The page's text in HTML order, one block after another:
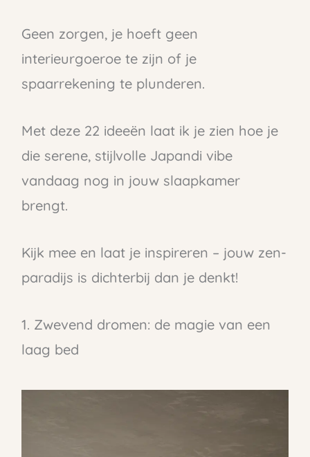
Geen zorgen, je hoeft geen
interieurgoeroe te zijn of je
spaarrekening te plunderen.
Met deze 22 ideeën laat ik je zien hoe je
die serene, stijlvolle Japandi vibe
vandaag nog in jouw slaapkamer
brengt.
Kijk mee en laat je inspireren – jouw zen-
paradijs is dichterbij dan je denkt!
1. Zwevend dromen: de magie van een
laag bed